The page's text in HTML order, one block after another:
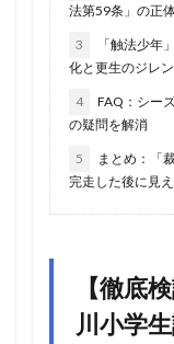
法第59条」の正
3
「触法少年
化と更生のジレ
4
FAQ：シー
の疑問を解消
5
まとめ：「
完走した後に見
【徹底
川小学